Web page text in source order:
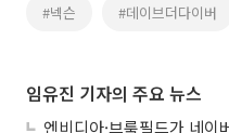
#넥슨 #데이브더다이버
임유진 기자의 주요 뉴스
엔비디아·브룩필드가 네